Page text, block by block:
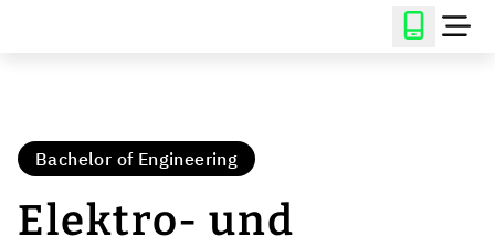
Bachelor of Engineering
Elektro- und